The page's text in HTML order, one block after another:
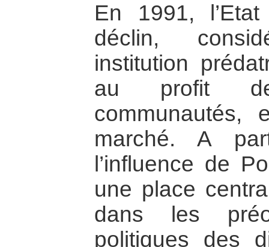
En 1991,
déclin,
institution
au profit
communautés,
marché. A
l’influence de
une place
dans les
politiques des